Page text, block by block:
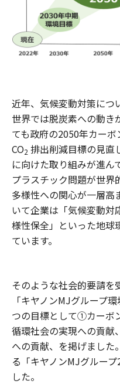
近年、気候変動対策につ
世界では脱炭素への動き
ても政府の2050年カー
CO2 排出削減目標の見直
に向けた取り組みが進ん
プラスチック問題が世界
多様性への関心が一層高
いて企業は「気候変動対
様性保全」といった地球
ています。
そのような社会的要請を
「キヤノンMJグループ
つの目標として①カーボ
循環社会の実現への貢
への貢献、を掲げました
る「キヤノンMJグルー
した。